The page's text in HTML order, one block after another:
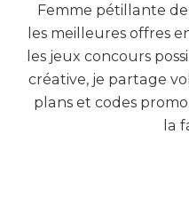
Femme pétillante de
les meilleures offres
les jeux concours
créative, je partage
plans et codes
la